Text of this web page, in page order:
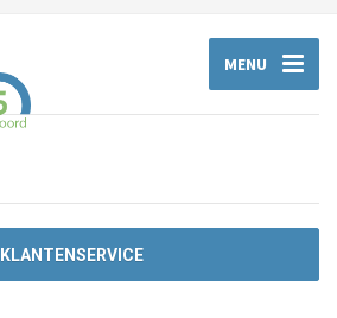
MENU
KLANTENSERVICE